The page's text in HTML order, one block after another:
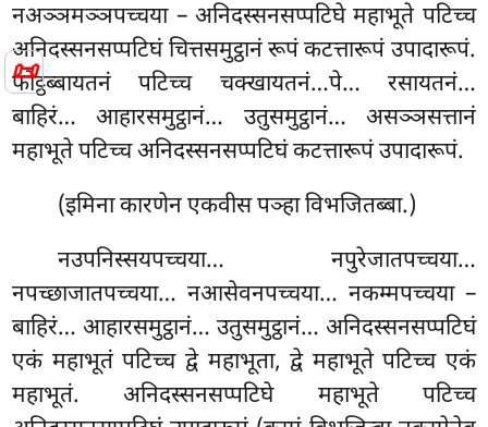
📜
नअञ्ञमञ्ञपच्चया – अनिदस्सनसप्पटिघे महाभूते पटिच्च
अनिदस्सनसप्पटिघंचित्तसमुट्ठानं रूपं कटत्तारूपं उपादारूपं.
फोट्ठब्बायतनं पटिच्च चक्खायतनं…पे… रसायतनं…
बाहिरं… आहारसमुट्ठानं… उतुसमुट्ठानं… असञ्ञसत्तानं
महाभूते पटिच्च अनिदस्सनसप्पटिघं कटत्तारूपं उपादारूपं.
(इमिना कारणेन एकवीस पञ्हा विभजितब्बा.)
नउपनिस्सयपच्चया… नपुरेजातपच्चया…
नपच्छाजातपच्चया… नआसेवनपच्चया… नकम्मपच्चया –
बाहिरं… आहारसमुट्ठानं… उतुसमुट्ठानं… अनिदस्सनसप्पटिघं
एकं महाभूतं पटिच्च द्वे महाभूता, द्वे महाभूते पटिच्च एकं
महाभूतं. अनिदस्सनसप्पटिघे महाभूते पटिच्च